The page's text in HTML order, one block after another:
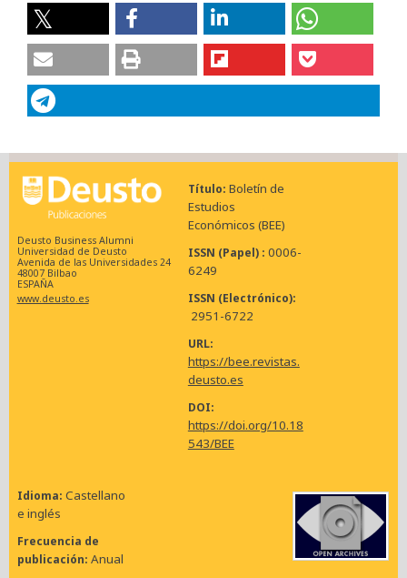
Deusto Business Alumni
Universidad de Deusto
Avenida de las Universidades 24
48007 Bilbao
ESPAÑA
www.deusto.es
Título Boletín de
Estudios
Económicos (BEE)
ISSN (Papel) 0006-
6249
ISSN (Electrónico)
2951-6722
URL
https://bee.revistas.
deusto.es
DOI
https://doi.org/10.18
543/BEE
Idioma Castellano
e inglés
Frecuencia de
publicación Anual